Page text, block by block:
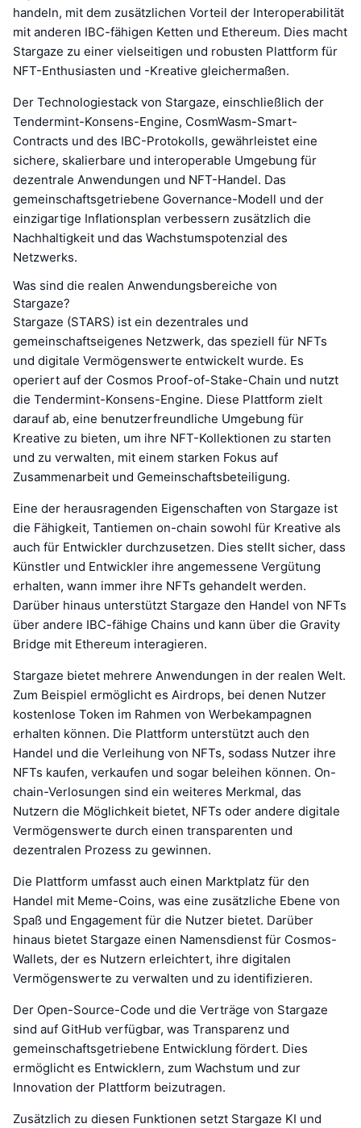
handeln, mit dem zusätzlichen Vorteil der Interoperabilität
mit anderen IBC-fähigen Ketten und Ethereum. Dies macht
Stargaze zu einer vielseitigen und robusten Plattform für
NFT-Enthusiasten und -Kreative gleichermaßen.
Der Technologiestack von Stargaze, einschließlich der
Tendermint-Konsens-Engine, CosmWasm-Smart-
Contracts und des IBC-Protokolls, gewährleistet eine
sichere, skalierbare und interoperable Umgebung für
dezentrale Anwendungen und NFT-Handel. Das
gemeinschaftsgetriebene Governance-Modell und der
einzigartige Inflationsplan verbessern zusätzlich die
Nachhaltigkeit und das Wachstumspotenzial des
Netzwerks.
Was sind die realen Anwendungsbereiche von
Stargaze?
Stargaze (STARS) ist ein dezentrales und
gemeinschaftseigenes Netzwerk, das speziell für NFTs
und digitale Vermögenswerte entwickelt wurde. Es
operiert auf der Cosmos Proof-of-Stake-Chain und nutzt
die Tendermint-Konsens-Engine. Diese Plattform zielt
darauf ab, eine benutzerfreundliche Umgebung für
Kreative zu bieten, um ihre NFT-Kollektionen zu starten
und zu verwalten, mit einem starken Fokus auf
Zusammenarbeit und Gemeinschaftsbeteiligung.
Eine der herausragenden Eigenschaften von Stargaze ist
die Fähigkeit, Tantiemen on-chain sowohl für Kreative als
auch für Entwickler durchzusetzen. Dies stellt sicher, dass
Künstler und Entwickler ihre angemessene Vergütung
erhalten, wann immer ihre NFTs gehandelt werden.
Darüber hinaus unterstützt Stargaze den Handel von NFTs
über andere IBC-fähige Chains und kann über die Gravity
Bridge mit Ethereum interagieren.
Stargaze bietet mehrere Anwendungen in der realen Welt.
Zum Beispiel ermöglicht es Airdrops, bei denen Nutzer
kostenlose Token im Rahmen von Werbekampagnen
erhalten können. Die Plattform unterstützt auch den
Handel und die Verleihung von NFTs, sodass Nutzer ihre
NFTs kaufen, verkaufen und sogar beleihen können. On-
chain-Verlosungen sind ein weiteres Merkmal, das
Nutzern die Möglichkeit bietet, NFTs oder andere digitale
Vermögenswerte durch einen transparenten und
dezentralen Prozess zu gewinnen.
Die Plattform umfasst auch einen Marktplatz für den
Handel mit Meme-Coins, was eine zusätzliche Ebene von
Spaß und Engagement für die Nutzer bietet. Darüber
hinaus bietet Stargaze einen Namensdienst für Cosmos-
Wallets, der es Nutzern erleichtert, ihre digitalen
Vermögenswerte zu verwalten und zu identifizieren.
Der Open-Source-Code und die Verträge von Stargaze
sind auf GitHub verfügbar, was Transparenz und
gemeinschaftsgetriebene Entwicklung fördert. Dies
ermöglicht es Entwicklern, zum Wachstum und zur
Innovation der Plattform beizutragen.
Zusätzlich zu diesen Funktionen setzt Stargaze KI und